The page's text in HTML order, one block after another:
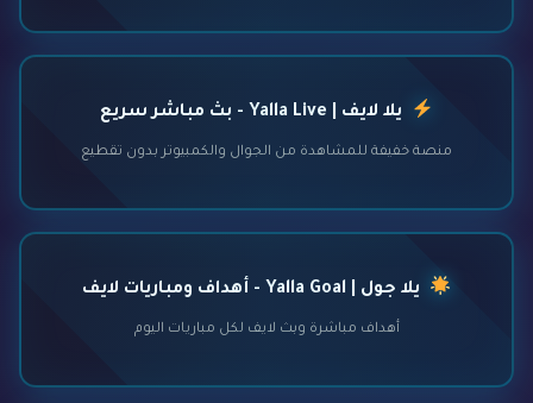
يلا لايف | Yalla Live - بث مباشر سريع
منصة خفيفة للمشاهدة من الجوال والكمبيوتر بدون تقطيع
يلا جول | Yalla Goal - أهداف ومباريات لايف
أهداف مباشرة وبث لايف لكل مباريات اليوم